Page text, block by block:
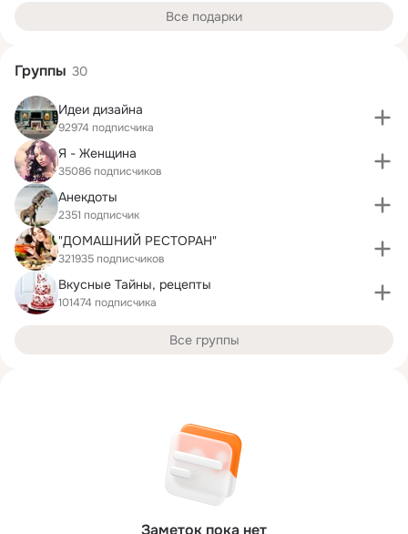
Заметок пока нет
Все подарки
Группы 30
Идеи дизайна
92974 подписчика
Я - Женщина
35086 подписчиков
Анекдоты
2351 подписчик
"ДОМАШНИЙ РЕСТОРАН"
321935 подписчиков
Вкусные Тайны, рецепты
101474 подписчика
Все группы